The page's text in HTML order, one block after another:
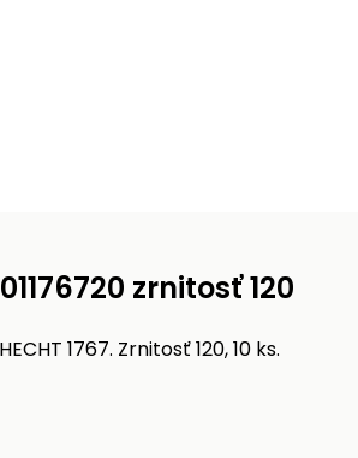
zrnitosť 120
1767. Zrnitosť 120, 10 ks.